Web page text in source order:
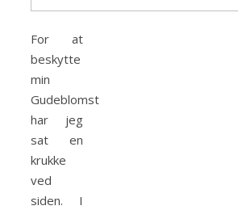
For at
beskytte
min
Gudeblomst
har jeg
sat en
krukke
ved
siden. I